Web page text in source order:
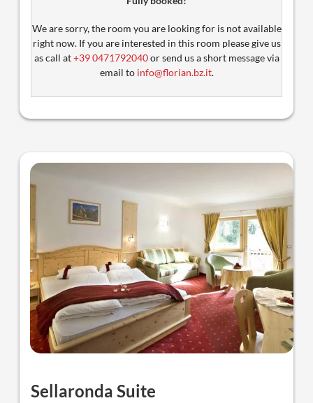
We are sorry, the room you are looking for is not available
right now. If you are interested in this room please give us
as call at+39 0471792040or send us a short message via
email to info@florian.bz.it.
Sellaronda Suite